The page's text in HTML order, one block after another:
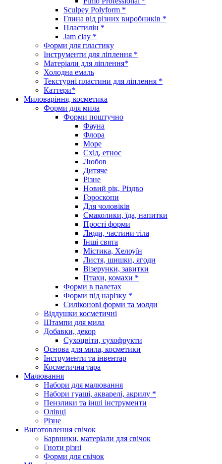
Sculpey Polyform *
Глина від різних виробників *
Пластилін *
Jam clay *
Форми для пластику
Інструменти для ліплення *
Матеріали для ліплення*
Холодна емаль
Текстурні пластини для ліплення *
Каттери*
Миловаріння, косметика
Форми для мила
Форми поштучно
Фауна
Флора
Море
Схід, етнос
Любов
Дитяче
Різне
Новий рік, Різдво
Гороскопи
Для чоловіків
Смаколики, їда, напитки
Прості форми
Люди, частини тіла
Інші свята
Містика, Хелоуїн
Листя, шишки, ягоди
Візерунки, завитки
Птахи, комахи *
Форми в палетах
Форми під нарізку *
Силіконові форми та молди
Віддушки косметичні
Штампи для мила
Добавки, декор
Сухоцвіти, сухофрукти
Основа для мила, косметики
Інструменти та інвентар
Косметична тара
Малювання
Набори для малювання
Набори гуаші, акварелі, акрилу *
Пензлики та інші інструменти
Олівці
Різне
Виготовлення свічок
Барвники, матеріали для свічок
Гноти різні
Форми для свічок